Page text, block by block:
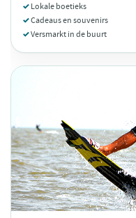
Lokale boetieks
Cadeaus en souvenirs
Versmarkt in de buurt